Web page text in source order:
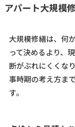
アパート大規模
大規模修繕は、何
って決めるより、
断がぶれにくくな
事時期の考え方ま
す。